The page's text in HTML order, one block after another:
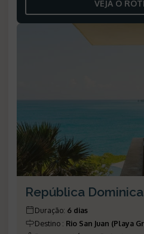
VEJA O
República
Duração: 6 dias
Destino : Rio San Juan (Playa